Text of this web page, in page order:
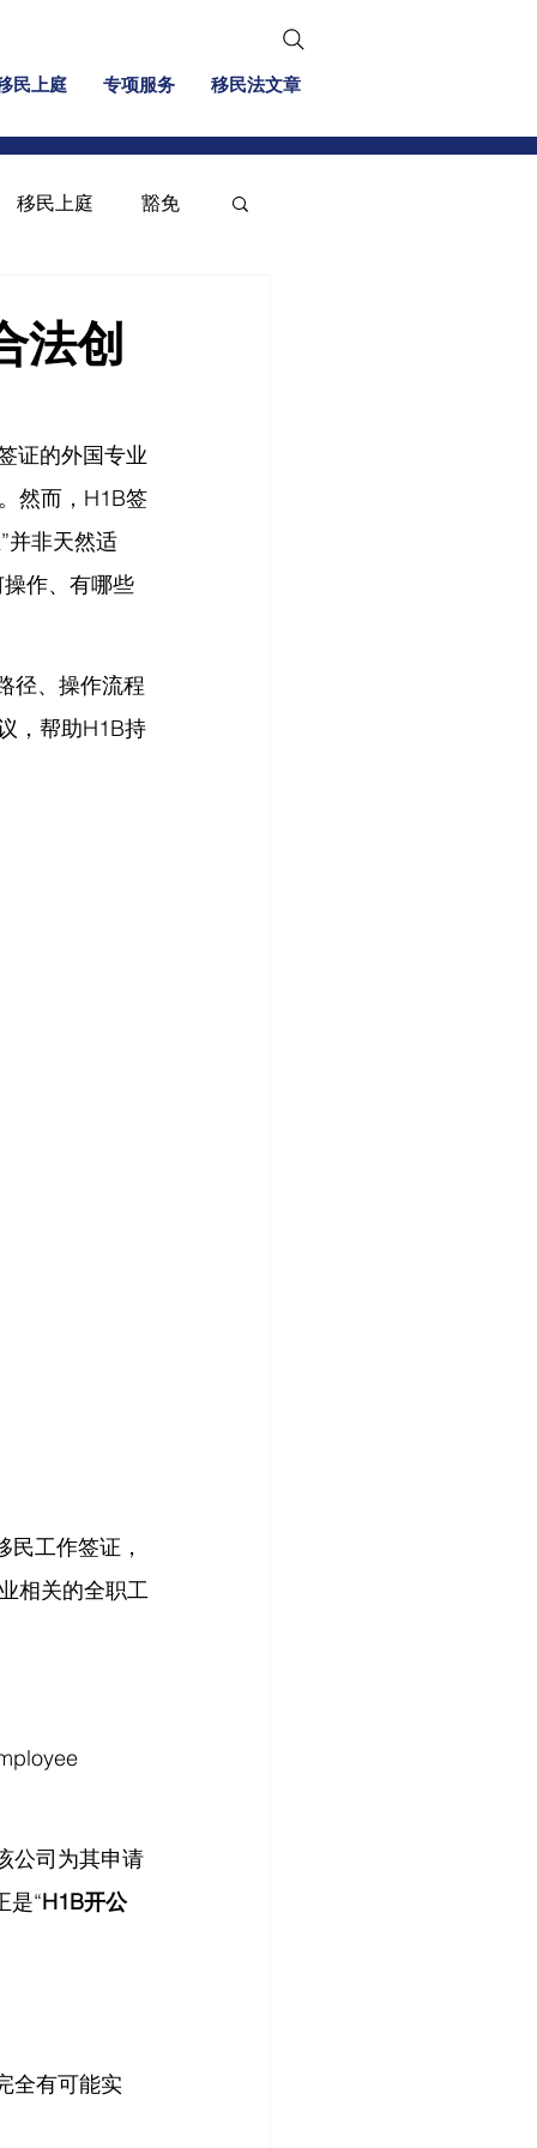
民上庭 专项服务 移民法文章
移民上庭 豁免
法创
证的外国专业
然而，H1B签
并非天然适
作、有哪些
径、操作流程
，帮助H1B持
工作签证，
相关的全职工
公司为其申请
是“H1B开公
全有可能实